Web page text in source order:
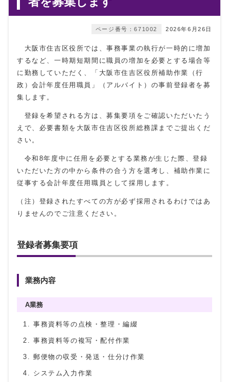
2026年6月26日
ページ番号：671002
大阪市住吉区役所では、事務事業の執行が一時的に増加
するなど、一時期短期間に職員の増加を必要とする場合等
に勤務していただく、「大阪市住吉区役所補助作業（行
政）会計年度任用職員」（アルバイト）の事前登録者を募
集します。
登録を希望される方は、募集要項をご確認いただいたう
えで、必要書類を大阪市住吉区役所総務課までご提出くだ
さい。
令和8年度中に任用を必要とする業務が生じた際、登録
いただいた方の中から条件の合う方を選考し、補助作業に
従事する会計年度任用職員として採用します。
（注）登録されたすべての方が必ず採用されるわけではあ
りませんのでご注意ください。
登録者募集要項
業務内容
A業務
事務資料等の点検・整理・編綴
事務資料等の複写・配付作業
郵便物の収受・発送・仕分け作業
システム入力作業